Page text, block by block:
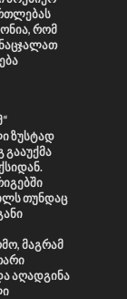
რომ
ზუსტად
გააუქმა
თუნდაც
მაგრამ
აღადგინა